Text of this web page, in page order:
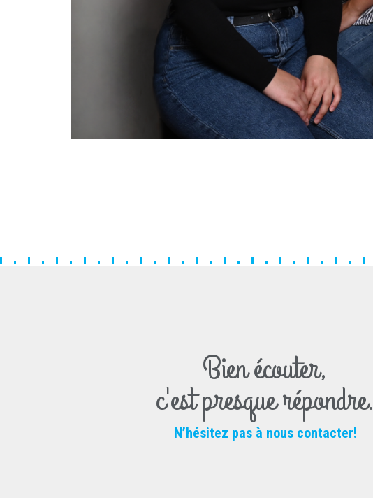
Bien écouter,
c'est presque répondre.
N’hésitez pas à nous contacter!